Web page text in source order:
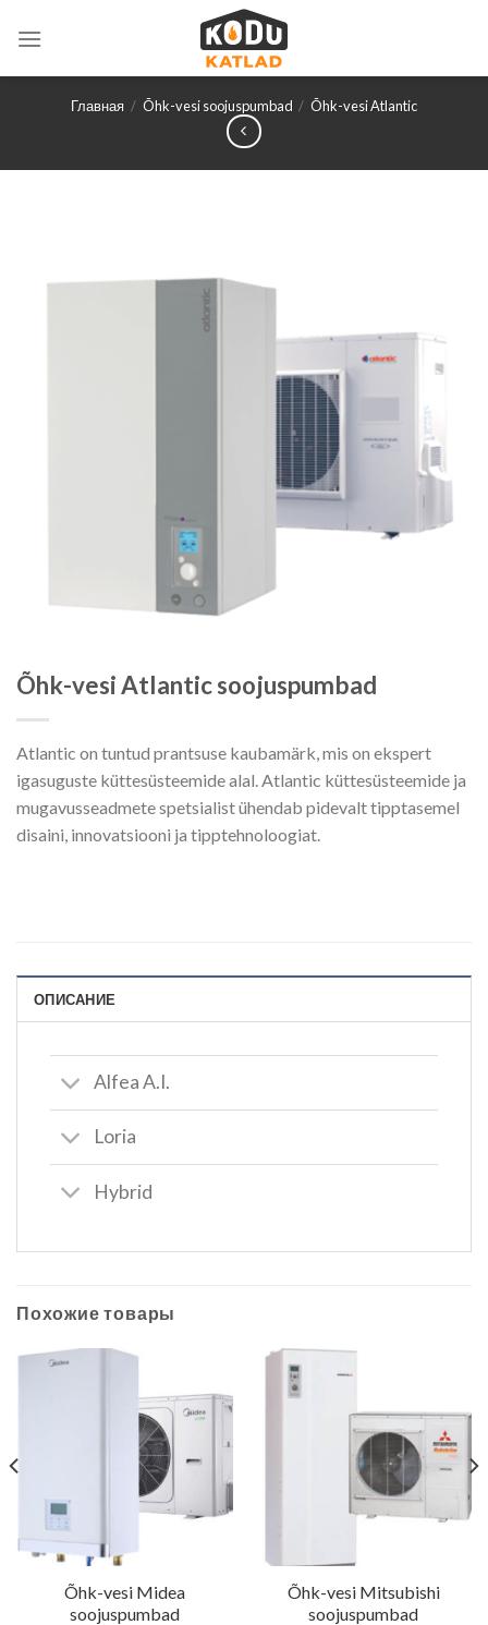
Главная / Õhk-vesi soojuspumbad / Õhk-vesi Atlantic
Õhk-vesi Atlantic soojuspumbad
Atlantic on tuntud prantsuse kaubamärk, mis on ekspert
igasuguste küttesüsteemide alal. Atlantic küttesüsteemide ja
mugavusseadmete spetsialist ühendab pidevalt tipptasemel
disaini, innovatsiooni ja tipptehnoloogiat.
ОПИСАНИЕ
Alfea A.I.
Loria
Hybrid
Похожие товары
Õhk-vesi Midea
soojuspumbad
Õhk-vesi Mitsubishi
soojuspumbad